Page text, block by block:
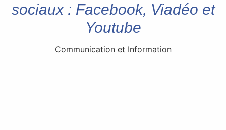
sociaux : Facebook, Viadéo et
Youtube
Communication et Information